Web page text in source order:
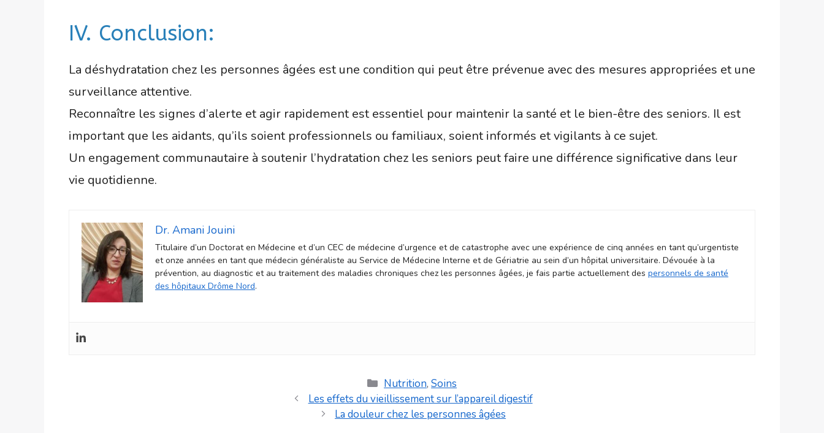
IV. Conclusion:
La déshydratation chez les personnes âgées est une condition qui peut être prévenue avec des mesures appropriées et une
surveillance attentive.
Reconnaître les signes d’alerte et agir rapidement est essentiel pour maintenir la santé et le bien-être des seniors. Il est
important que les aidants, qu’ils soient professionnels ou familiaux, soient informés et vigilants à ce sujet.
Un engagement communautaire à soutenir l’hydratation chez les seniors peut faire une différence significative dans leur
vie quotidienne.
Dr. Amani Jouini
Titulaire d’un Doctorat en Médecine et d’un CEC de médecine d’urgence et de catastrophe avec une expérience de cinq années en tant qu’urgentiste
et onze années en tant que médecin généraliste au Service de Médecine Interne et de Gériatrie au sein d’un hôpital universitaire. Dévouée à la
prévention, au diagnostic et au traitement des maladies chroniques chez les personnes âgées, je fais partie actuellement des personnels de santé
des hôpitaux Drôme Nord.
Catégories
Nutrition,Soins
Les effets du vieillissement sur l’appareil digestif
La douleur chez les personnes âgées